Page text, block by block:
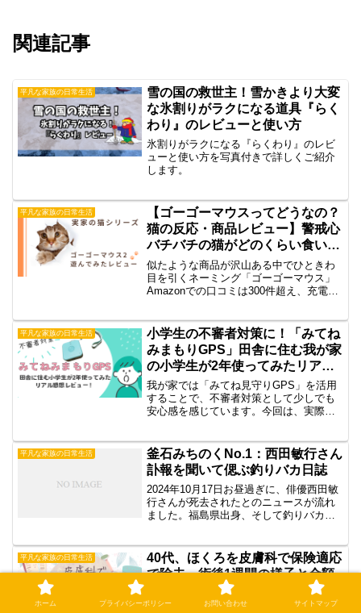
関連記事
平凡な家族の日常生活
雪の国の救世主！雪かきより大変
な氷割りがラクになる道具『らく
わり』のレビューと使い方
氷割りがラクになる『らくわり』のレビ
ューと使い方を写真付きで詳しくご紹介
します。
平凡な家族の日常生活
【ゴーゴーマウスってどうなの？
猫の反応・商品レビュー】警戒心
バチバチの猫がどのくらい食いつ
くか試してみたよ。
似たような商品が沢山ある中でひときわ
目を引くネーミング「ゴーゴーマウス」
Amazonでの口コミは300件超え、充電関
に手土産にしたこの「ゴーゴーマウス」
について紹介した...
平凡な家族の日常生活
小学生の不審者対策に！「みてね
みまもりGPS」田舎に住む我が家
の小学生が2年使ってみたリアル
感想
我が家では「みてね見守りGPS」を活用
することで、不審者対策として少しでも
安心感を感じています。今回は、実際に
いて詳しくお伝えしたいと思います。
平凡な家族の日常生活
釜石みちのくNo.1：西田敏行さん
訃報を聞いて偲ぶ釣りバカ日誌
2024年10月17日お昼過ぎに、俳優西田敏
行さんが死去されたとのニュースが流れ
ました。福島県出身、そして釣りバカ日
じ歳なんですよ。寂しいなぁ…西田さん
の作品はどれも好...
平凡な家族の日常生活
40代、ほくろを皮膚科で保険適応
で除去。術後1週間の様子と金額
「わざわざ手術までして取らなくても」
ホーム プライバシーポリシー お問い合わせ サイトマップ